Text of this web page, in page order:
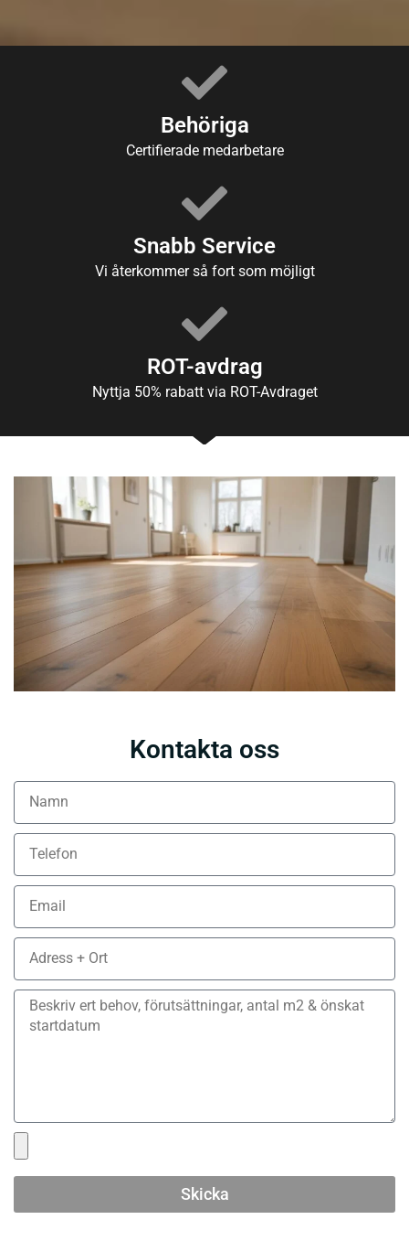
Behöriga
Certifierade medarbetare
Snabb Service
Vi återkommer så fort som möjligt
ROT-avdrag
Nyttja 50% rabatt via ROT-Avdraget
Kontakta oss
Skicka